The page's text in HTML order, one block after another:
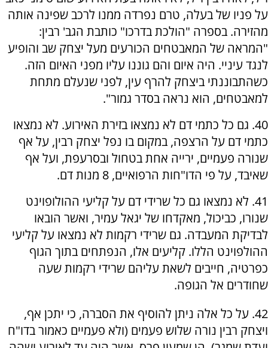
על פניו של בעלה, טרם נפרדה ממנו לרכב שפינה אותה
מהזירה. בספרה "הולכת בדרכו" כותבת הגב' רבין:
"המראה של המאבטחים הכורעים מעל יצחק שב והופיע
לנגד עיניי. היה איום והם גוננו עליו מפני האיום הזה.
כשהתבוננתי ביצחק להרף עין, לפני שנעלם מתחת
למאבטחים, הוא נראה בסדר גמור".
40. גם כל כתמי דם לא נמצאו בזירת האירוע. לא נמצאו
כתמי דם על הרצפה, במקום בו נפל יצחק רבין, על אף
שנורה פעמיים, ירייה אחת בטחול ובסרעפת, ועל אף
שאיבד, על פי הדו"חות הרפואיים, 8 מנות דם.
41. לא נמצאו גם כל שרידי דם על קליעי ההולופוינט
שנורו, כביכול, מאקדחו של יגאל עמיר, ואשר הובאו
לבדיקת המעבדה. גם שרידי רקמות לא נמצאו על קליעי
ההולפוינט הללו. קליעים אלו, הנפתחים בתוך הגוף
כפרטיה, חייבים לשאת עליהם שרידי רקמות שעה
שחודרים אל הגופה.
42. על כל אלה ניתן להוסיף את הסברה, כי יתכן אף,
ויצחק רבין נורה שלוש פעמים (ולא פעמיים כאמור בדו"ח